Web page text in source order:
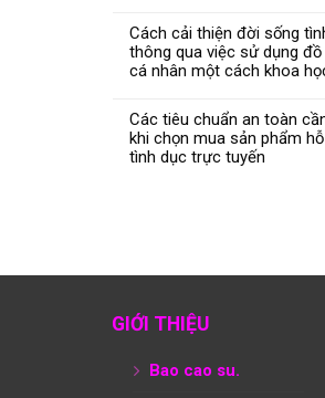
Cách cải thiện đời sống
thông qua việc sử dụng
cá nhân một cách khoa
Các tiêu chuẩn an toàn
khi chọn mua sản phẩm
tình dục trực tuyến
GIỚI THIỆU
Bao cao su.